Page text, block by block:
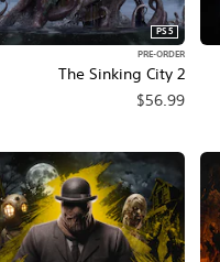
The Sinking City 2
PS5
PRE-ORDER
$56.99